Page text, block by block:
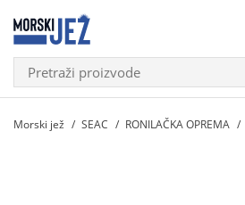
Morski jež SEAC RONILAČKA OPREMA